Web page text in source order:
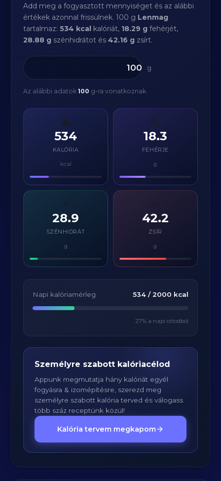
Add meg a fogyasztott mennyiséget és az alábbi
értékek azonnal frissülnek. 100 g Lenmag
tartalmaz:534 kcal kalóriát, 18.29 g fehérjét,
28.88 g szénhidrátot és42.16 g zsírt.
g
Az alábbi adatok100 g-ra vonatkoznak.
🔥
534
KALÓRIA
kcal
💪
18.3
FEHÉRJE
g
⚡
28.9
SZÉNHIDRÁT
g
42.2
ZSÍR
g
Napi kalóriamérleg 534/ 2000 kcal
27% a napi célodból
Személyre szabott kalóriacélod
Appunk megmutatja hány kalóriát egyél
fogyásra & izomépítésre, szerezd meg
személyre szabott kalória terved és válogass
több száz receptünk közül!
Kalória tervem megkapom